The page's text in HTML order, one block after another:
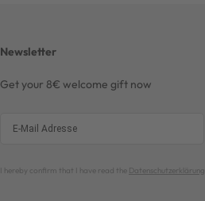
Newsletter
Get your 8€ welcome gift now
I hereby confirm that I have read the Datenschutzerklärung